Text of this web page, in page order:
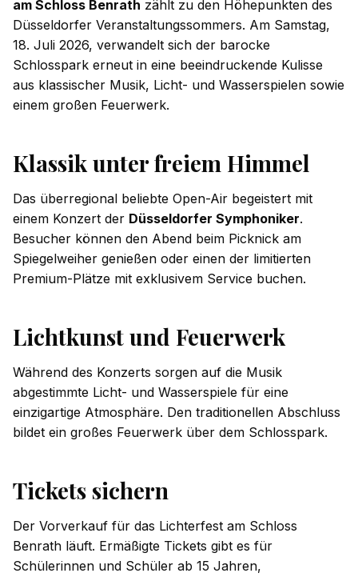
am Schloss Benrath zählt zu den Höhepunkten des
Düsseldorfer Veranstaltungssommers. Am Samstag,
18. Juli 2026, verwandelt sich der barocke
Schlosspark erneut in eine beeindruckende Kulisse
aus klassischer Musik, Licht- und Wasserspielen sowie
einem großen Feuerwerk.
Klassik unter freiem Himmel
Das überregional beliebte Open-Air begeistert mit
einem Konzert der Düsseldorfer Symphoniker.
Besucher können den Abend beim Picknick am
Spiegelweiher genießen oder einen der limitierten
Premium-Plätze mit exklusivem Service buchen.
Lichtkunst und Feuerwerk
Während des Konzerts sorgen auf die Musik
abgestimmte Licht- und Wasserspiele für eine
einzigartige Atmosphäre. Den traditionellen Abschluss
bildet ein großes Feuerwerk über dem Schlosspark.
Tickets sichern
Der Vorverkauf für das Lichterfest am Schloss
Benrath läuft. Ermäßigte Tickets gibt es für
Schülerinnen und Schüler ab 15 Jahren,